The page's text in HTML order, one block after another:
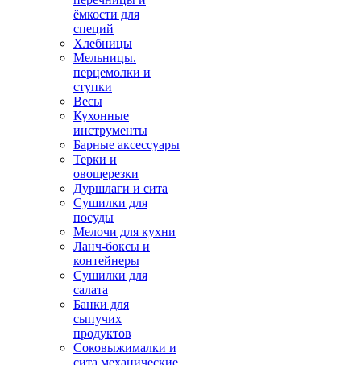
ёмкости для
специй
Хлебницы
Мельницы.
перцемолки и
ступки
Весы
Кухонные
инструменты
Барные аксессуары
Терки и
овощерезки
Дуршлаги и сита
Сушилки для
посуды
Мелочи для кухни
Ланч-боксы и
контейнеры
Сушилки для
салата
Банки для
сыпучих
продуктов
Соковыжималки и
сита механические